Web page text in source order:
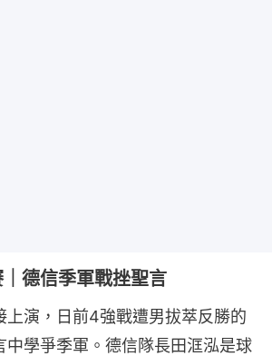
德信季軍戰挫聖言
上演，日前4強戰遭男拔萃反勝的
中學爭季軍。德信隊長田洭泓是球